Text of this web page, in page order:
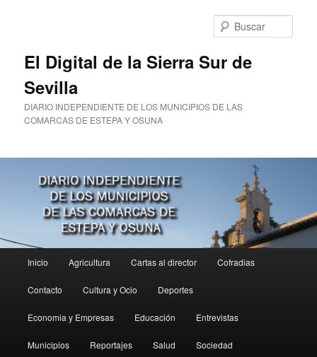
El Digital de la Sierra Sur de
Sevilla
DIARIO INDEPENDIENTE DE LOS MUNICIPIOS DE LAS
COMARCAS DE ESTEPA Y OSUNA
principal
Inicio Agricultura Cartas al director Cofradias
Contacto Cultura y Ocio Deportes
Economia y Empresas Educación Entrevistas
Municipios Reportajes Salud Sociedad